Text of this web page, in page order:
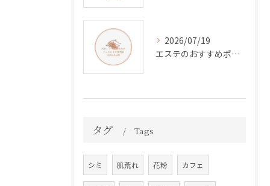
2026/07/19
エステのおすすめポイントと効果的な選び方を体験談で解説
タグ Tags
シミ 肌荒れ 花粉 カフェ